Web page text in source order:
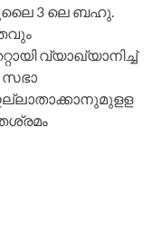
ജൂലൈ 3 ലെ ബഹു.
വ്യാഖ്യാനിച്ച്
സഭാ